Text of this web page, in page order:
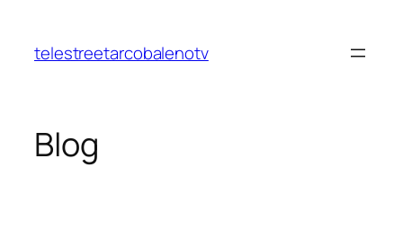
phầntelestreetarcobalenotv
Blog